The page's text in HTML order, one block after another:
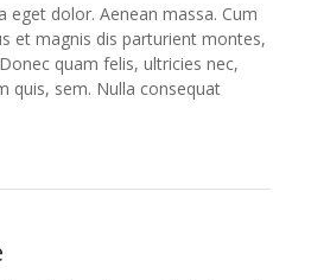
eget dolor. Aenean massa. Cum
et magnis dis parturient montes,
quam felis, ultricies nec,
quis, sem. Nulla consequat